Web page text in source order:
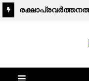
ഫ്രീസർ